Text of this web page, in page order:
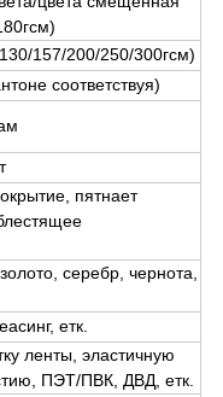
157/200/250/300гсм)
соответствуя)
пятнает
серебр, чернота,
етк.
ленты, эластичную
ПЭТ/ПВК, ДВД, етк.